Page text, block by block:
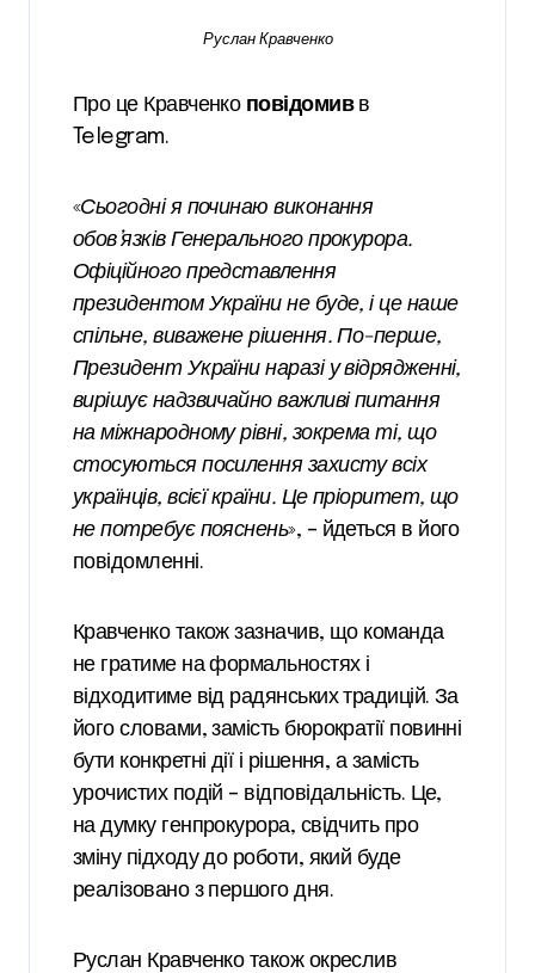
Руслан Кравченко
Про це Кравченко повідомивв
Telegram.
«Сьогодні я починаю виконання
обов’язків Генерального прокурора.
Офіційного представлення
президентом України не буде, і це наше
спільне, виважене рішення. По-перше,
Президент України наразі у відрядженні,
вирішує надзвичайно важливі питання
на міжнародному рівні, зокрема ті, що
стосуються посилення захисту всіх
українців, всієї країни. Це пріоритет, що
не потребує пояснень», – йдеться в його
повідомленні.
Кравченко також зазначив, що команда
не гратиме на формальностях і
відходитиме від радянських традицій. За
його словами, замість бюрократії повинні
бути конкретні дії і рішення, а замість
урочистих подій – відповідальність. Це,
на думку генпрокурора, свідчить про
зміну підходу до роботи, який буде
реалізовано з першого дня.
Руслан Кравченко також окреслив